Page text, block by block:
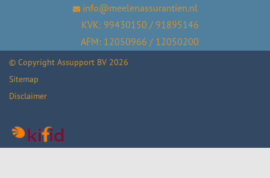
info@meelenassurantien.nl
KVK: 99430150 / 91895146
AFM: 12050966 / 12050200
© Copyright Assupport BV 2026
Sitemap
Disclaimer